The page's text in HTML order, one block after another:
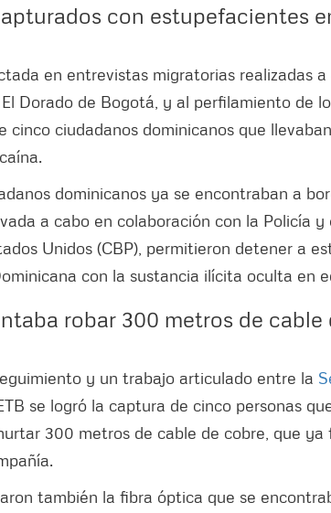
con estupefacientes
en entrevistas migratorias realizadas a
Dorado de Bogotá, y al perfilamiento de
cinco ciudadanos dominicanos que
dominicanos ya se encontraban a
a cabo en colaboración con la Policía
Unidos (CBP), permitieron detener a
con la sustancia ilícita oculta en
robar 300 metros de cable
y un trabajo articulado entre la
se logró la captura de cinco personas
300 metros de cable de cobre, que
también la fibra óptica que se